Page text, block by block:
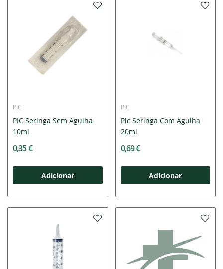
PIC
PIC Seringa Sem Agulha
10ml
0,35 €
Adicionar
PIC
Pic Seringa Com Agulha
20ml
0,69 €
Adicionar